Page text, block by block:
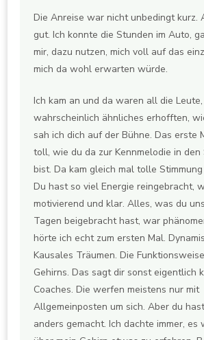
Die Anreise war nicht unbedingt kurz.
gut. Ich konnte die Stunden im Auto,
mir, dazu nutzen, mich voll auf das
mich da wohl erwarten würde.
Ich kam an und da waren all die
wahrscheinlich ähnliches erhofften,
sah ich dich auf der Bühne. Das erste
toll, wie du da zur Kennmelodie in
bist. Da kam gleich mal tolle
Du hast so viel Energie reingebracht,
motivierend und klar. Alles, was du
Tagen beigebracht hast, war
hörte ich echt zum ersten Mal.
Kausales Träumen. Die
Gehirns. Das sagt dir sonst eigentlich
Coaches. Die werfen meistens nur mit
Allgemeinposten um sich. Aber du
anders gemacht. Ich dachte immer,